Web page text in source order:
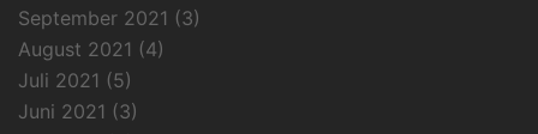
September 2021 (3)
August 2021 (4)
Juli 2021 (5)
Juni 2021 (3)